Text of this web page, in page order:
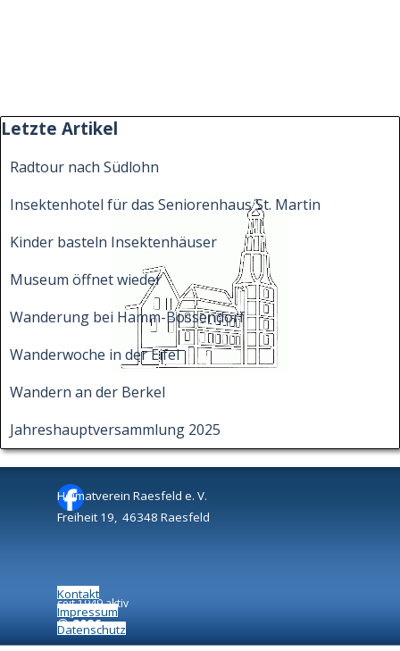
Block überspringen Letzte Artikel
Letzte Artikel
Radtour nach Südlohn
Insektenhotel für das Seniorenhaus St. Martin
Kinder basteln Insektenhäuser
Museum öffnet wieder
Wanderung bei Hamm-Bossendorf
Wanderwoche in der Eifel
Wandern an der Berkel
Jahreshauptversammlung 2025
Heimatverein Raesfeld e. V.
Freiheit 19, 46348 Raesfeld
seit 1949 aktiv
© 2026
Kontakt
Impressum
Datenschutz